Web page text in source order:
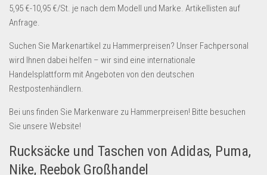
Sport & Freizeit
Uhren & Schmuck
Wohnen & Einrichten
Restposten-Angebote
Saison & Eventprodkte
5,95 €-10,95 €/St. je nach dem Modell und Marke. Artikellisten auf
Anfrage.
Suchen Sie Markenartikel zu Hammerpreisen? Unser Fachpersonal
wird Ihnen dabei helfen – wir sind eine internationale
Handelsplattform mit Angeboten von den deutschen
Restpostenhändlern.
Bei uns finden Sie Markenware zu Hammerpreisen! Bitte besuchen
Sie unsere Website!
Rucksäcke und Taschen von Adidas, Puma,
Nike, Reebok Großhandel